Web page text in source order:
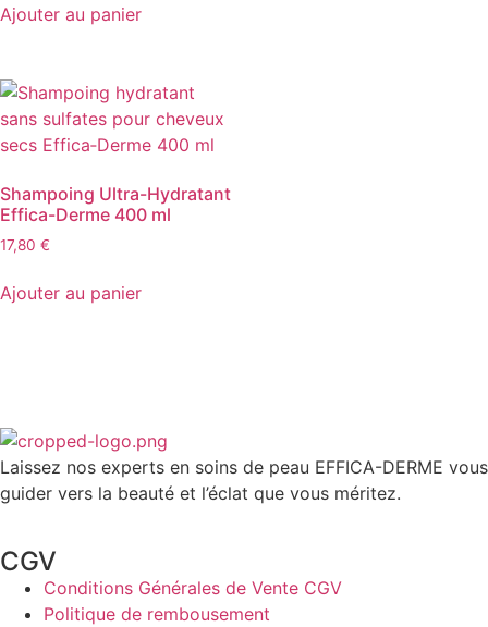
Ajouter au panier
Shampoing Ultra-Hydratant
Effica-Derme 400 ml
17,80 €
Ajouter au panier
Laissez nos experts en soins de peau EFFICA-DERME vous
guider vers la beauté et l’éclat que vous méritez.
CGV
Conditions Générales de Vente CGV
Politique de rembousement